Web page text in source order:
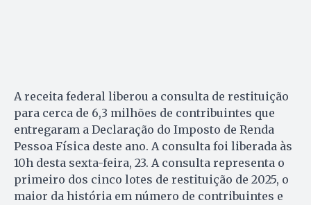
A receita federal liberou a consulta de restituição
para cerca de 6,3 milhões de contribuintes que
entregaram a Declaração do Imposto de Renda
Pessoa Física deste ano. A consulta foi liberada às
10h desta sexta-feira, 23. A consulta representa o
primeiro dos cinco lotes de restituição de 2025, o
maior da história em número de contribuintes e